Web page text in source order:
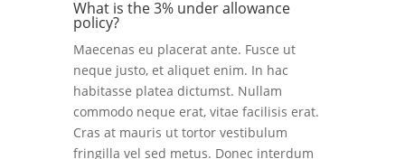
What is the 3% under allowance
policy?
Maecenas eu placerat ante. Fusce ut
neque justo, et aliquet enim. In hac
habitasse platea dictumst. Nullam
commodo neque erat, vitae facilisis erat.
Cras at mauris ut tortor vestibulum
fringilla vel sed metus. Donec interdum